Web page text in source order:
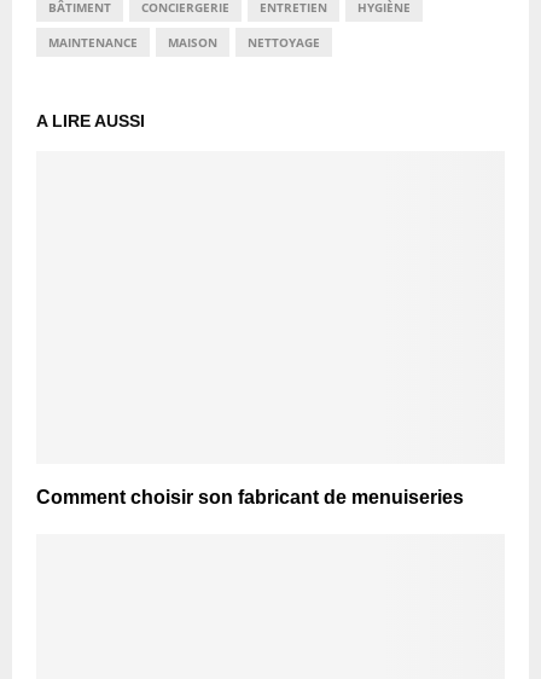
BÂTIMENT CONCIERGERIE ENTRETIEN HYGIÈNE
MAINTENANCE MAISON NETTOYAGE
A LIRE AUSSI
Comment choisir son fabricant de menuiseries